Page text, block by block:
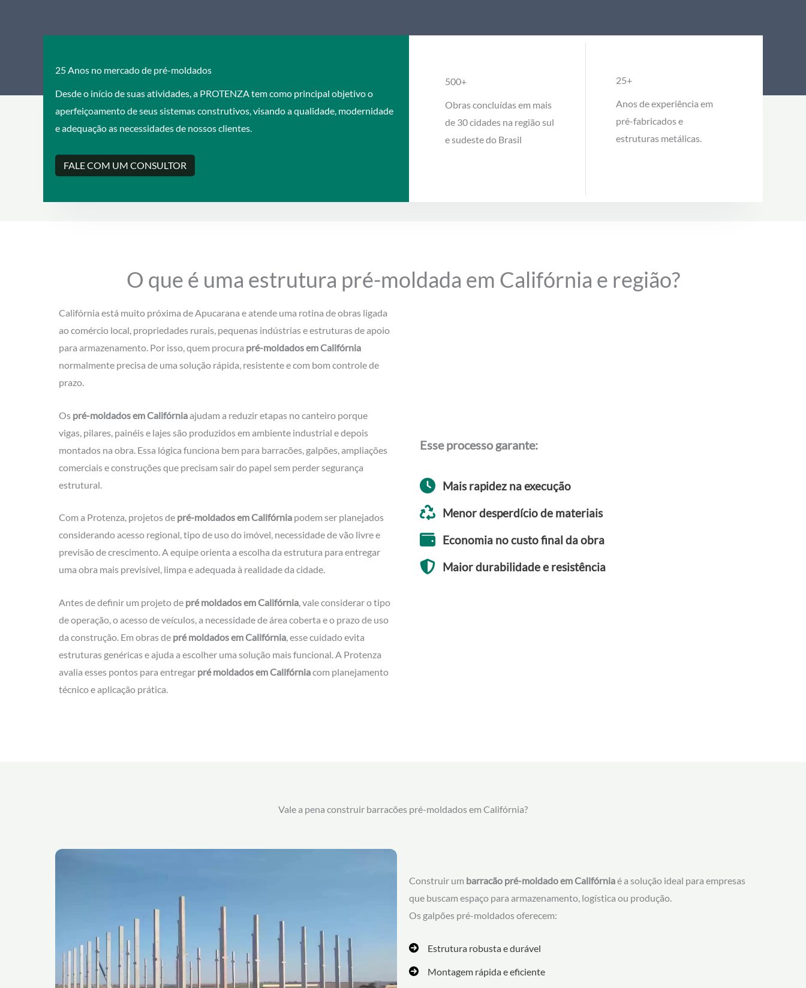
25 Anos no mercado de pré-moldados
Desde o início de suas atividades, a PROTENZA tem como principal objetivo o
aperfeiçoamento de seus sistemas construtivos, visando a qualidade, modernidade
e adequação as necessidades de nossos clientes.
FALE COM UM CONSULTOR
500+
Obras concluídas em mais
de 30 cidades na região sul
e sudeste do Brasil
25+
Anos de experiência em
pré-fabricados e
estruturas metálicas.
O que é uma estrutura pré-moldada em Califórnia e região?
Califórnia está muito próxima de Apucarana e atende uma rotina de obras ligada
ao comércio local, propriedades rurais, pequenas indústrias e estruturas de apoio
para armazenamento. Por isso, quem procura pré-moldados em Califórnia
normalmente precisa de uma solução rápida, resistente e com bom controle de
prazo.
Os pré-moldados em Califórniaajudam a reduzir etapas no canteiro porque
vigas, pilares, painéis e lajes são produzidos em ambiente industrial e depois
montados na obra. Essa lógica funciona bem para barracões, galpões, ampliações
comerciais e construções que precisam sair do papel sem perder segurança
estrutural.
Com a Protenza, projetos de pré-moldados em Califórnia podem ser planejados
considerando acesso regional, tipo de uso do imóvel, necessidade de vão livre e
previsão de crescimento. A equipe orienta a escolha da estrutura para entregar
uma obra mais previsível, limpa e adequada à realidade da cidade.
Antes de definir um projeto de pré moldados em Califórnia , vale considerar o tipo
de operação, o acesso de veículos, a necessidade de área coberta e o prazo de uso
da construção. Em obras de pré moldados em Califórnia , esse cuidado evita
estruturas genéricas e ajuda a escolher uma solução mais funcional. A Protenza
avalia esses pontos para entregar pré moldados em Califórniacom planejamento
técnico e aplicação prática.
Esse processo garante:
Mais rapidez na execução
Menor desperdício de materiais
Economia no custo final da obra
Maior durabilidade e resistência
Vale a pena construir barracões pré-moldados em Califórnia?
Construir um barracão pré-moldado em Califórniaé a solução ideal para empresas
que buscam espaço para armazenamento, logística ou produção.
Os galpões pré-moldados oferecem:
Estrutura robusta e durável
Montagem rápida e eficiente